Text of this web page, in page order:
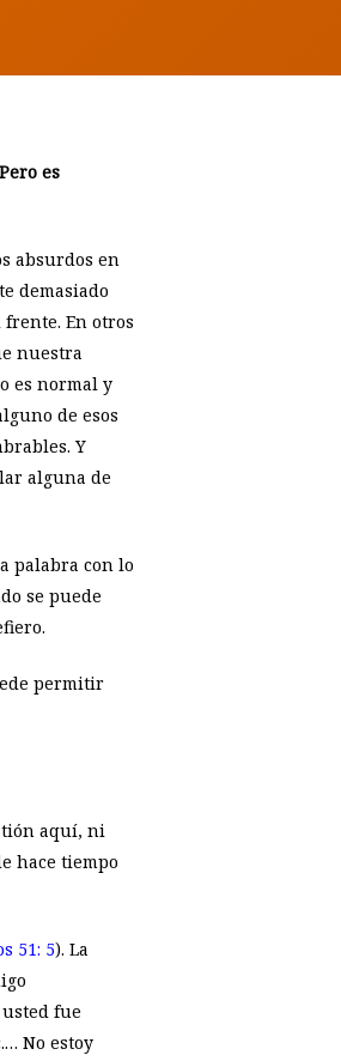
es
absurdos en
demasiado
En otros
nuestra
es normal y
de esos
Y
alguna de
palabra con lo
se puede
permitir
aquí, ni
hace tiempo
51: 5). La
fue
No estoy